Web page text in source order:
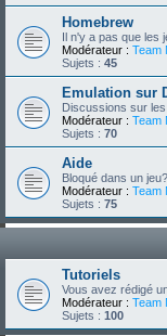
Homebrew
Il n'y a pas que les
Modérateur : Team
Sujets : 45
Emulation sur
Discussions sur
Modérateur : Team
Sujets : 70
Aide
Bloqué dans un jeu?
Modérateur : Team
Sujets : 75
Tutoriels
Vous avez rédigé
Modérateur : Team
Sujets : 100